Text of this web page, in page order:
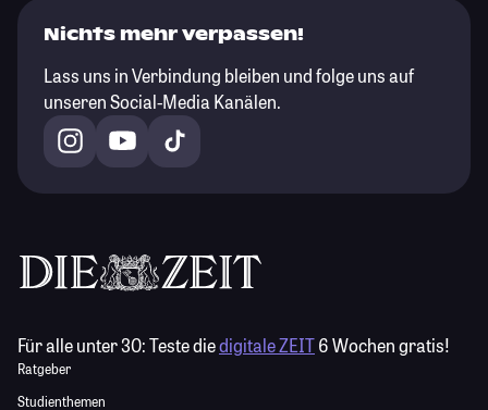
Nichts mehr verpassen!
Lass uns in Verbindung bleiben und folge uns auf
unseren Social-Media Kanälen.
Für alle unter 30:Teste diedigitale ZEIT6 Wochen gratis!
Ratgeber
Studienthemen